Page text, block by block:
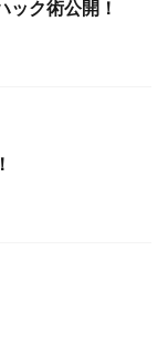
ック術公開！